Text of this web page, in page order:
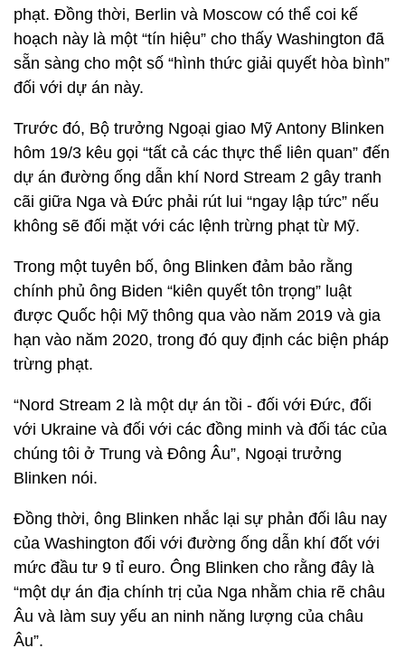
phạt. Đồng thời, Berlin và Moscow có thể coi kế
hoạch này là một “tín hiệu” cho thấy Washington đã
sẵn sàng cho một số “hình thức giải quyết hòa bình”
đối với dự án này.
Trước đó, Bộ trưởng Ngoại giao Mỹ Antony Blinken
hôm 19/3 kêu gọi “tất cả các thực thể liên quan” đến
dự án đường ống dẫn khí Nord Stream 2 gây tranh
cãi giữa Nga và Đức phải rút lui “ngay lập tức” nếu
không sẽ đối mặt với các lệnh trừng phạt từ Mỹ.
Trong một tuyên bố, ông Blinken đảm bảo rằng
chính phủ ông Biden “kiên quyết tôn trọng” luật
được Quốc hội Mỹ thông qua vào năm 2019 và gia
hạn vào năm 2020, trong đó quy định các biện pháp
trừng phạt.
“Nord Stream 2 là một dự án tồi - đối với Đức, đối
với Ukraine và đối với các đồng minh và đối tác của
chúng tôi ở Trung và Đông Âu”, Ngoại trưởng
Blinken nói.
Đồng thời, ông Blinken nhắc lại sự phản đối lâu nay
của Washington đối với đường ống dẫn khí đốt với
mức đầu tư 9 tỉ euro. Ông Blinken cho rằng đây là
“một dự án địa chính trị của Nga nhằm chia rẽ châu
Âu và làm suy yếu an ninh năng lượng của châu
Âu”.